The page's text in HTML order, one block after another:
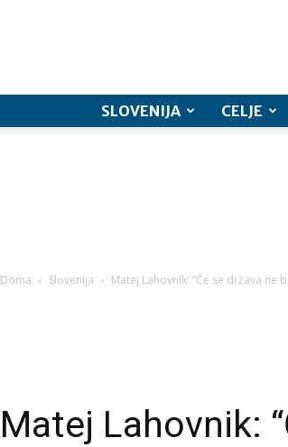
SLOVENIJA CELJE
Doma Slovenija Matej Lahovnik: “Če se država ne
Matej Lahovnik: